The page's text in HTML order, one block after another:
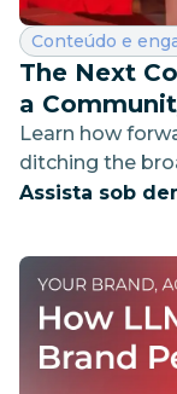
Categoria:
Conteúdo e
The Next
a
Learn how
ditching the
showing up —
Assista sob